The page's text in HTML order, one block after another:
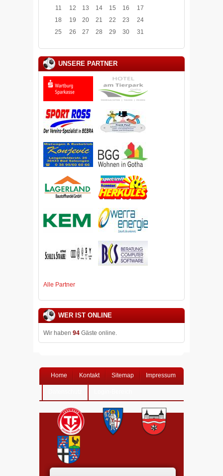
11
12 13 14 15 16
17
18
19 20 21 22 23
24
25
26 27 28 29 30 31
UNSERE PARTNER
Alle Partner
WER IST ONLINE
Wir haben 94 Gäste online.
Home Kontakt Sitemap Impressum